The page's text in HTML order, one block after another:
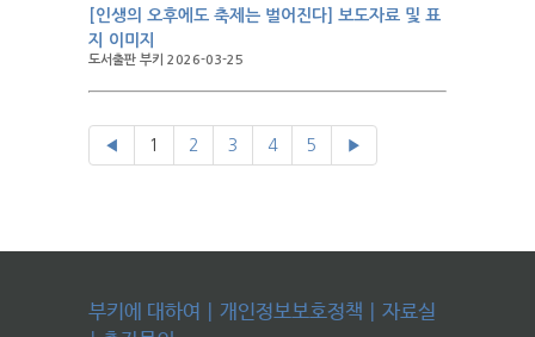
[인생의 오후에도 축제는 벌어진다] 보도자료 및 표
지 이미지
도서출판 부키 2026-03-25
◀ 1 2 3 4 5 ▶
부키에 대하여 개인정보보호정책
자료실